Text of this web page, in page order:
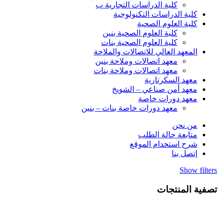
كلية الدراسات التجارية ب
كلية الدراسات التكنولوجية
كلية العلوم الصحية
كلية العلوم الصحية بنين
كلية العلوم الصحية بنات
المعهد العالي للاتصالات والملاحة
معهد اتصالات وملاحة بنين
معهد اتصالات وملاحة بنات
معهد السكرتارية
معهد أمن صناعي – الشويخ
معهد دورات خاصة
معهد دورات خاصة بنات – بنين
من نحن
متابعة حالة الطلب
شرح استخدام الموقع
إتصل بنا
Show filters
تصفية المنتجات